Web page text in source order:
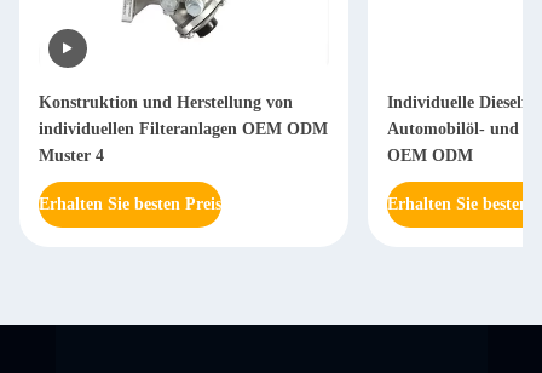
Konstruktion und Herstellung von
individuellen Filteranlagen OEM ODM
Muster 4
Erhalten Sie besten Preis
Individuelle
Automobilöl- und
OEM ODM
Erhalten Sie besten